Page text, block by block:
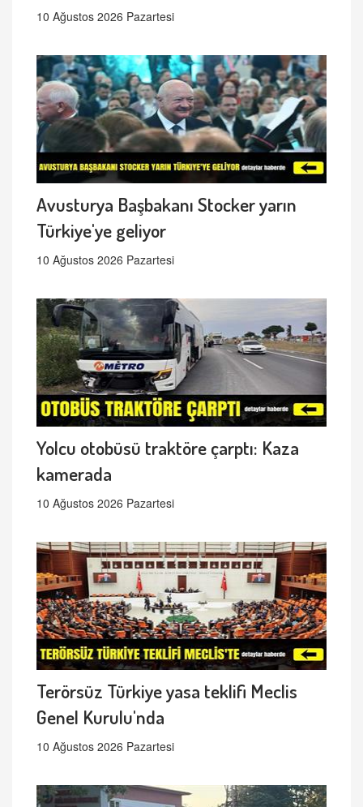
10 Ağustos 2026 Pazartesi
Avusturya Başbakanı Stocker yarın
Türkiye'ye geliyor
10 Ağustos 2026 Pazartesi
Yolcu otobüsü traktöre çarptı: Kaza
kamerada
10 Ağustos 2026 Pazartesi
Terörsüz Türkiye yasa teklifi Meclis
Genel Kurulu'nda
10 Ağustos 2026 Pazartesi